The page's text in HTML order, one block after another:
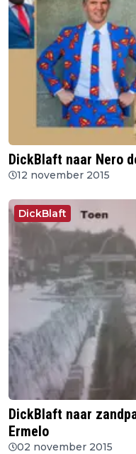
DickBlaft naar Nero
12 november 2015
DickBlaft
DickBlaft naar
Ermelo
02 november 2015